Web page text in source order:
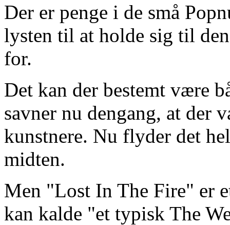
Der er penge i de små
lysten til at holde sig til
for.
Det kan der bestemt være
savner nu dengang, at der
kunstnere. Nu flyder det
midten.
Men "Lost In The Fire" er
kan kalde "et typisk The